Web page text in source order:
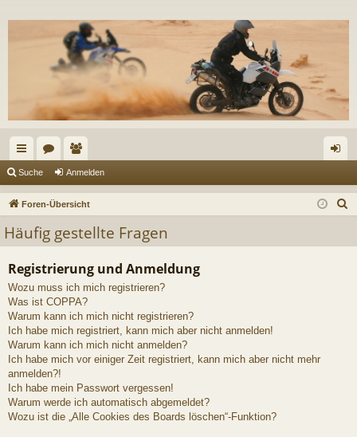
ch
ne
ug
riff
en
itg
lie
r
m
de
Suche Anmelden
Foren-Übersicht
Häufig gestellte Fragen
Registrierung und Anmeldung
Wozu muss ich mich registrieren?
Was ist COPPA?
Warum kann ich mich nicht registrieren?
Ich habe mich registriert, kann mich aber nicht anmelden!
Warum kann ich mich nicht anmelden?
Ich habe mich vor einiger Zeit registriert, kann mich aber nicht mehr
anmelden?!
Ich habe mein Passwort vergessen!
Warum werde ich automatisch abgemeldet?
Wozu ist die „Alle Cookies des Boards löschen“-Funktion?